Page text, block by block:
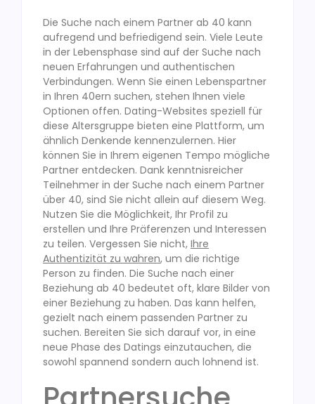
Die Suche nach einem Partner ab 40 kann
aufregend und befriedigend sein. Viele Leute
in der Lebensphase sind auf der Suche nach
neuen Erfahrungen und authentischen
Verbindungen. Wenn Sie einen Lebenspartner
in Ihren 40ern suchen, stehen Ihnen viele
Optionen offen. Dating-Websites speziell für
diese Altersgruppe bieten eine Plattform, um
ähnlich Denkende kennenzulernen. Hier
können Sie in Ihrem eigenen Tempo mögliche
Partner entdecken. Dank kenntnisreicher
Teilnehmer in der Suche nach einem Partner
über 40, sind Sie nicht allein auf diesem Weg.
Nutzen Sie die Möglichkeit, Ihr Profil zu
erstellen und Ihre Präferenzen und Interessen
zu teilen. Vergessen Sie nicht, Ihre
Authentizität zu wahren, um die richtige
Person zu finden. Die Suche nach einer
Beziehung ab 40 bedeutet oft, klare Bilder von
einer Beziehung zu haben. Das kann helfen,
gezielt nach einem passenden Partner zu
suchen. Bereiten Sie sich darauf vor, in eine
neue Phase des Datings einzutauchen, die
sowohl spannend sondern auch lohnend ist.